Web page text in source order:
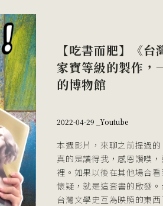
【吃書而肥】《
家寶等級的製作，
的博物館
2022-04-29 _Youtube
本週影片，來聊之前提過
真的是讀得我，感恩讚嘆
裡。如果以後在其他場合
懷疑，就是這套書的啟發
台灣文學史互為映照的東西